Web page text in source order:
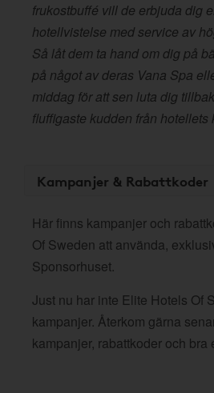
frukostbuffé vill de erbjuda dig
hotellvistelse med service av
Så låt dem ta hand om dig på
på något av deras Vana Spa
middag för att sen luta dig
fluffigaste kudden från hotellets
Kampanjer & Rabattkoder
Här finns kampanjer och
Of Sweden att använda,
Sponsorhuset.
Just nu har inte Elite Hotels Of
kampanjer. Återkom gärna
kampanjer, rabattkoder och bra